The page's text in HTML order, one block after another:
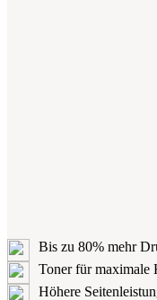
Bis zu 80% mehr
Toner für maximale
Höhere